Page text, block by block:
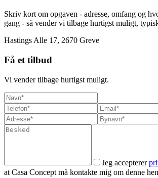
Skriv kort om opgaven - adresse, omfang og
gang - så vender vi tilbage hurtigst muligt,
Hastings Alle 17, 2670 Greve
Få et tilbud
Vi vender tilbage hurtigst muligt.
Jeg accepterer
at Casa Concept må kontakte mig om denne